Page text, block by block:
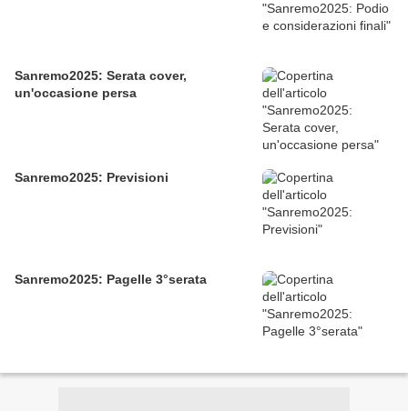
Sanremo2025: Serata cover,
un'occasione persa
Sanremo2025: Previsioni
Sanremo2025: Pagelle 3°serata